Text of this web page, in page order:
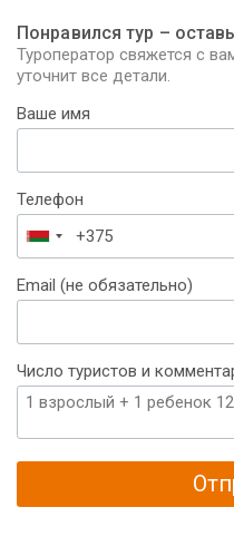
Понравился тур –
Туроператор свяжется с
уточнит все детали.
Ваше имя
Телефон
Беларусь
+375
Email (не обязательно)
Число туристов и